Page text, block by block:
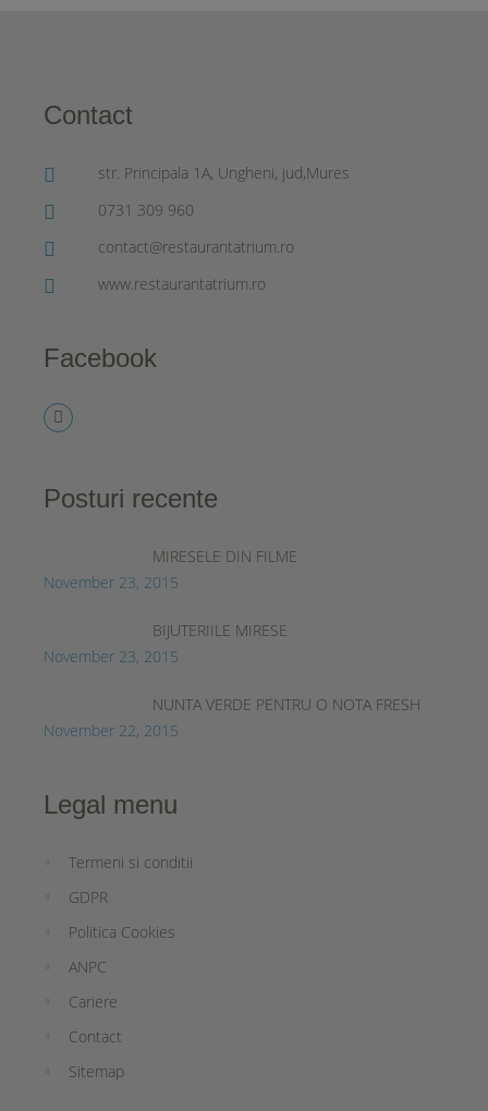
Contact
str. Principala 1A, Ungheni, jud,Mures
0731 309 960
contact@restaurantatrium.ro
www.restaurantatrium.ro
Facebook
Posturi recente
MIRESELE DIN FILME
November 23, 2015
BIJUTERIILE MIRESE
November 23, 2015
NUNTA VERDE PENTRU O NOTA FRESH
November 22, 2015
Legal menu
Termeni si conditii
GDPR
Politica Cookies
ANPC
Cariere
Contact
Sitemap